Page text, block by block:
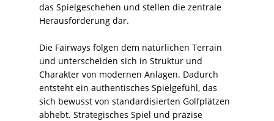
das Spielgeschehen und stellen die zentrale
Herausforderung dar.
Die Fairways folgen dem natürlichen Terrain
und unterscheiden sich in Struktur und
Charakter von modernen Anlagen. Dadurch
entsteht ein authentisches Spielgefühl, das
sich bewusst von standardisierten Golfplätzen
abhebt. Strategisches Spiel und präzise